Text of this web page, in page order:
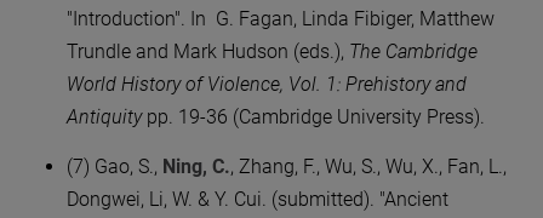
"Introduction". In G. Fagan, Linda Fibiger, Matthew
Trundle and Mark Hudson (eds.), The Cambridge
World History of Violence, Vol. 1: Prehistory and
Antiquity pp. 19-36 (Cambridge University Press).
(7) Gao, S., Ning, C., Zhang, F., Wu, S., Wu, X., Fan, L.,
Dongwei, Li, W. & Y. Cui. (submitted). "Ancient